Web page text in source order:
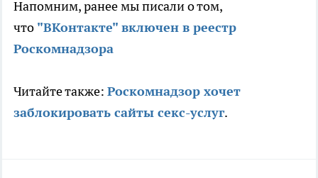
Напомним, ранее мы писали о том,
что "ВКонтакте" включен в реестр
Роскомнадзора
Читайте также: Роскомнадзор хочет
заблокировать сайты секс-услуг.